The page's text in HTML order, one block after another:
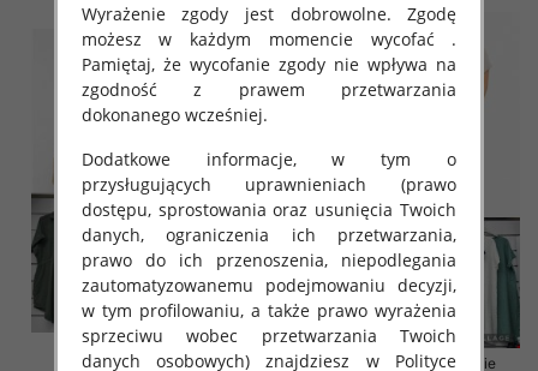
Sukienki damskie (Włoskie
Sukienki damskie (Włoskie
Wyrażenie zgody jest dobrowolne. Zgodę
możesz w każdym momencie wycofać .
Pamiętaj, że wycofanie zgody nie wpływa na
zgodność z prawem przetwarzania
dokonanego wcześniej.
Dodatkowe informacje, w tym o
przysługujących uprawnieniach (prawo
dostępu, sprostowania oraz usunięcia Twoich
danych, ograniczenia ich przetwarzania,
prawo do ich przenoszenia, niepodlegania
zautomatyzowanemu podejmowaniu decyzji,
w tym profilowaniu, a także prawo wyrażenia
sprzeciwu wobec przetwarzania Twoich
danych osobowych) znajdziesz w Polityce